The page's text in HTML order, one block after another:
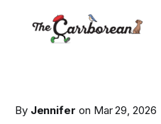
By Jennifer on Mar 29, 2026